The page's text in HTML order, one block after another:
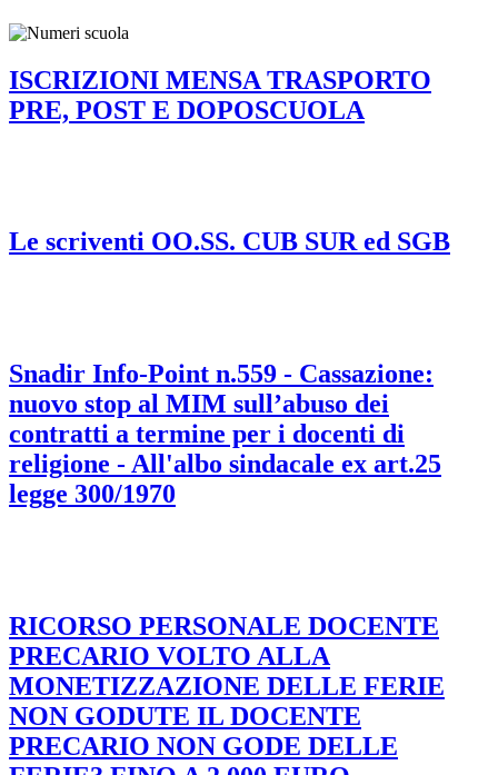
ISCRIZIONI MENSA TRASPORTO
PRE, POST E DOPOSCUOLA
Le scriventi OO.SS. CUB SUR ed SGB
Snadir Info-Point n.559 - Cassazione:
nuovo stop al MIM sull’abuso dei
contratti a termine per i docenti di
religione - All'albo sindacale ex art.25
legge 300/1970
RICORSO PERSONALE DOCENTE
PRECARIO VOLTO ALLA
MONETIZZAZIONE DELLE FERIE
NON GODUTE IL DOCENTE
PRECARIO NON GODE DELLE